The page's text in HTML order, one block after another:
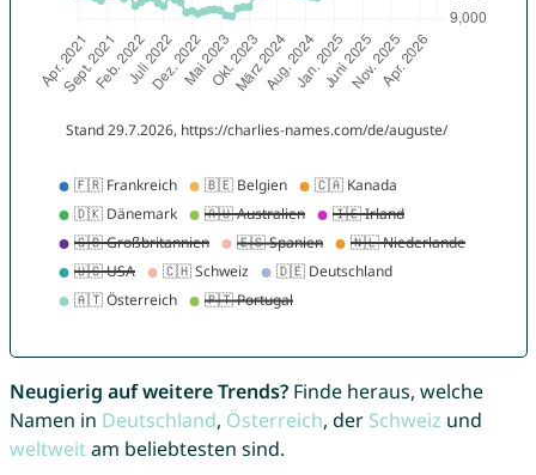
Neugierig auf weitere Trends?Finde heraus, welche
Namen in Deutschland, Österreich, der Schweiz und
weltweitam beliebtesten sind.